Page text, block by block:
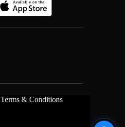
Terms & Conditions